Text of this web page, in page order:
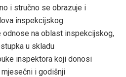
i stručno se obrazuje i
inspekcijskog
na oblast inspekcijskog,
u skladu
inspektora koji donosi
i godišnji